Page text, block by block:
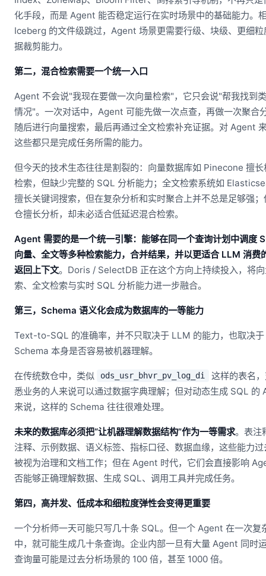
化手段，而是 Agent 能否稳定运行在实时场景中的基础能力。
Iceberg 的文件级跳过，Agent 场景更需要行级、块级、更细粒
据裁剪能力。
第二，混合检索需要一个统一入口
Agent 不会说"我现在要做一次向量检索"，它只会说"帮我找到
情况"。一次对话中，Agent 可能先做一次点查，再做一次聚合
随后进行向量搜索，最后再通过全文检索补充证据。对 Agent
这些都只是完成任务所需的能力。
但今天的技术生态往往是割裂的：向量数据库如 Pinecone 擅长
检索，但缺少完整的 SQL 分析能力；全文检索系统如
擅长关键词搜索，但在复杂分析和实时聚合上并不总是足够强；
仓擅长分析，却未必适合低延迟混合检索。
Agent 需要的是一个统一引擎：能够在同一个查询计划中调度
向量、全文等多种检索能力，合并结果，并以更适合 LLM 消费
返回上下文。Doris / SelectDB 正在这个方向上持续投入，将
索、全文检索与实时 SQL 分析能力进一步融合。
第三，Schema 语义化会成为数据库的一等能力
Text-to-SQL 的准确率，并不只取决于 LLM 的能力，也取决于
Schema 本身是否容易被机器理解。
在传统数仓中，类似 ods_usr_bhvr_pv_log_di
这样的表名
悉业务的人来说可以通过数据字典理解；但对动态生成 SQL 的
来说，这样的 Schema 往往很难处理。
未来的数据库必须把“让机器理解数据结构”作为一等需求。表注
注释、示例数据、语义标签、指标口径、数据血缘，这些能力过
被视为治理和文档工作；但在 Agent 时代，它们会直接影响
否能够正确理解数据、生成 SQL、调用工具并完成任务。
第四，高并发、低成本和细粒度弹性会变得更重要
一个分析师一天可能只写几十条 SQL。但一个 Agent 在一次复
中，就可能生成几十条查询。企业内部一旦有大量 Agent 同时
查询量可能是过去分析场景的 100 倍，甚至 1000 倍。